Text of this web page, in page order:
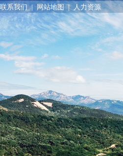
联系我们 | 网站地图 | 人力资源